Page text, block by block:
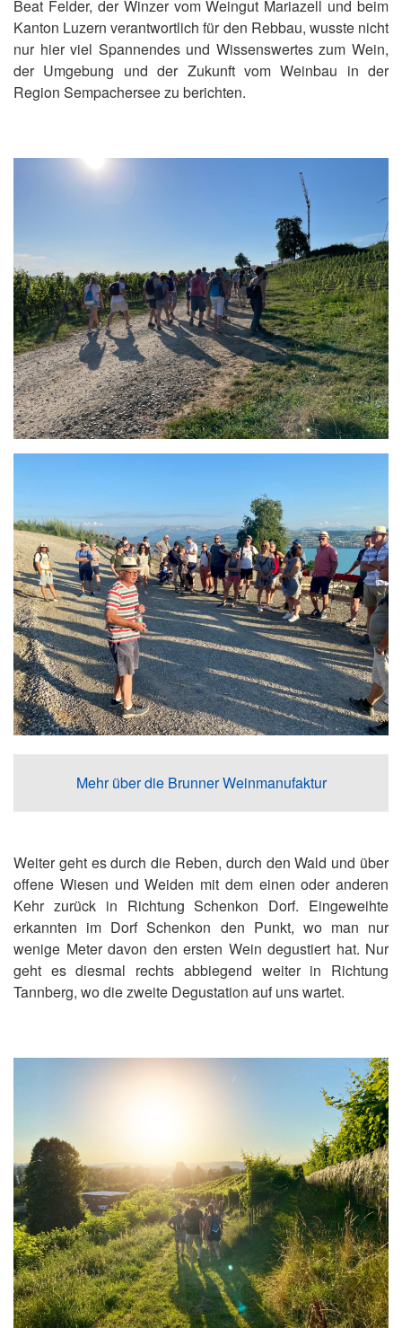
Beat Felder, der Winzer vom Weingut Mariazell und beim
Kanton Luzern verantwortlich für den Rebbau, wusste nicht
nur hier viel Spannendes und Wissenswertes zum Wein,
der Umgebung und der Zukunft vom Weinbau in der
Region Sempachersee zu berichten.
Mehr über die Brunner Weinmanufaktur
Weiter geht es durch die Reben, durch den Wald und über
offene Wiesen und Weiden mit dem einen oder anderen
Kehr zurück in Richtung Schenkon Dorf. Eingeweihte
erkannten im Dorf Schenkon den Punkt, wo man nur
wenige Meter davon den ersten Wein degustiert hat. Nur
geht es diesmal rechts abbiegend weiter in Richtung
Tannberg, wo die zweite Degustation auf uns wartet.